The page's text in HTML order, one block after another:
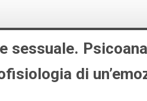
sessuale.
di